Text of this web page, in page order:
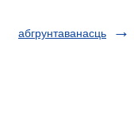
абгрунтаванасць